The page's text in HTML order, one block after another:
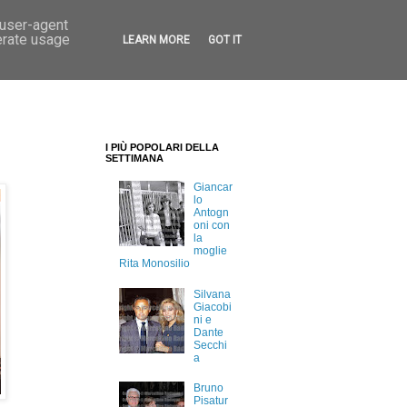
I PIÙ POPOLARI DELLA
SETTIMANA
Giancar
lo
Antogn
oni con
la
moglie
Rita Monosilio
Silvana
Giacobi
ni e
Dante
Secchi
a
Bruno
Pisatur
agent
usage
LEARN MORE GOT IT